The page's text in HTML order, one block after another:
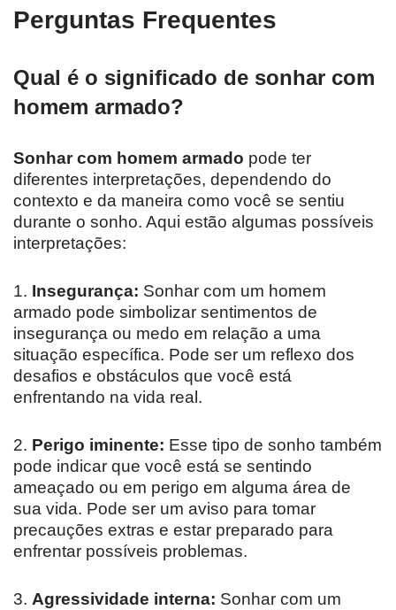
Perguntas Frequentes
Qual é o significado de sonhar com
homem armado?
Sonhar com homem armado pode ter
diferentes interpretações, dependendo do
contexto e da maneira como você se sentiu
durante o sonho. Aqui estão algumas possíveis
interpretações:
1. Insegurança: Sonhar com um homem
armado pode simbolizar sentimentos de
insegurança ou medo em relação a uma
situação específica. Pode ser um reflexo dos
desafios e obstáculos que você está
enfrentando na vida real.
2. Perigo iminente: Esse tipo de sonho também
pode indicar que você está se sentindo
ameaçado ou em perigo em alguma área de
sua vida. Pode ser um aviso para tomar
precauções extras e estar preparado para
enfrentar possíveis problemas.
3. Agressividade interna: Sonhar com um